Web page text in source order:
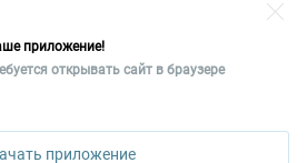
3 этаж
приложение!
открывать сайт в браузере
приложение